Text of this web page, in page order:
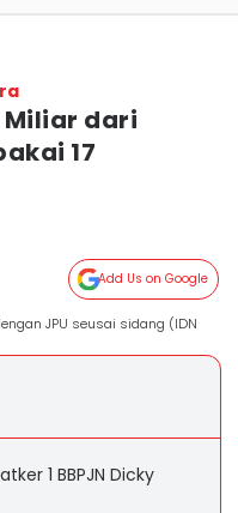
Miliar dari
17
Add Us on Google
JPU seusai sidang (IDN
1 BBPJN Dicky